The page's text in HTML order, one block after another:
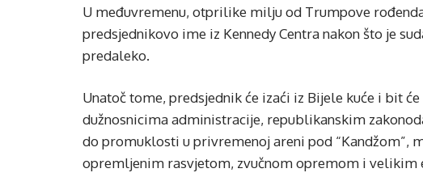
U međuvremenu, otprilike milju od Trumpove
predsjednikovo ime iz Kennedy Centra nakon što je
predaleko.
Unatoč tome, predsjednik će izaći iz Bijele kuće i bit
dužnosnicima administracije, republikanskim
do promuklosti u privremenoj areni pod
opremljenim rasvjetom, zvučnom opremom i velikim